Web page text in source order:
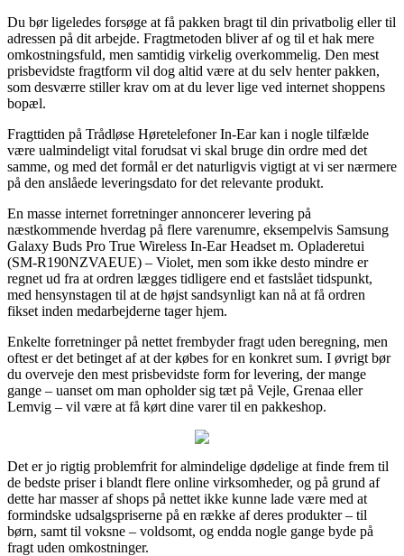
Du bør ligeledes forsøge at få pakken bragt til din privatbolig eller til
adressen på dit arbejde. Fragtmetoden bliver af og til et hak mere
omkostningsfuld, men samtidig virkelig overkommelig. Den mest
prisbevidste fragtform vil dog altid være at du selv henter pakken,
som desværre stiller krav om at du lever lige ved internet shoppens
bopæl.
Fragttiden på Trådløse Høretelefoner In-Ear kan i nogle tilfælde
være ualmindeligt vital forudsat vi skal bruge din ordre med det
samme, og med det formål er det naturligvis vigtigt at vi ser nærmere
på den anslåede leveringsdato for det relevante produkt.
En masse internet forretninger annoncerer levering på
næstkommende hverdag på flere varenumre, eksempelvis Samsung
Galaxy Buds Pro True Wireless In-Ear Headset m. Opladeretui
(SM-R190NZVAEUE) – Violet, men som ikke desto mindre er
regnet ud fra at ordren lægges tidligere end et fastslået tidspunkt,
med hensynstagen til at de højst sandsynligt kan nå at få ordren
fikset inden medarbejderne tager hjem.
Enkelte forretninger på nettet frembyder fragt uden beregning, men
oftest er det betinget af at der købes for en konkret sum. I øvrigt bør
du overveje den mest prisbevidste form for levering, der mange
gange – uanset om man opholder sig tæt på Vejle, Grenaa eller
Lemvig – vil være at få kørt dine varer til en pakkeshop.
Det er jo rigtig problemfrit for almindelige dødelige at finde frem til
de bedste priser i blandt flere online virksomheder, og på grund af
dette har masser af shops på nettet ikke kunne lade være med at
formindske udsalgspriserne på en række af deres produkter – til
børn, samt til voksne – voldsomt, og endda nogle gange byde på
fragt uden omkostninger.